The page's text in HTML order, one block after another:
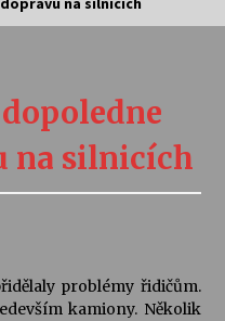
Duškové: Stávám se
na silnicích
problémy řidičům.
kamiony. Několik